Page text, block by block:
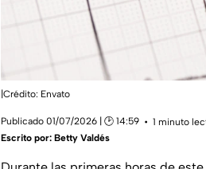
|Crédito: Envato
Publicado 01/07/2026 | 🕑 14:59
1 minuto
Escrito por: Betty Valdés